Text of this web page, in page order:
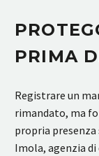
PRIMA
Registrare un
rimandato, ma
propria presenza
Imola, agenzia